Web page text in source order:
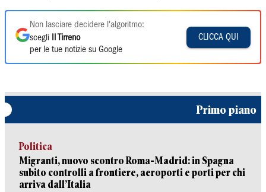
Non lasciare decidere l'algoritmo:
scegli
Il Tirreno
per le tue notizie su Google
CLICCA QUI
Primo piano
Politica
Migranti, nuovo scontro Roma-Madrid: in Spagna
subito controlli a frontiere, aeroporti e porti per chi
arriva dall’Italia